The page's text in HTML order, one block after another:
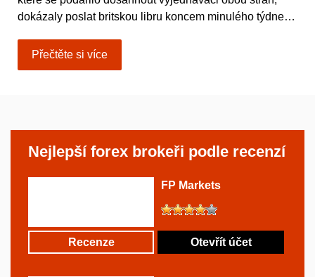
dokázaly poslat britskou libru koncem minulého týdne…
Přečtěte si více
Nejlepší forex brokeři podle recenzí
FP Markets
Recenze Otevřít účet